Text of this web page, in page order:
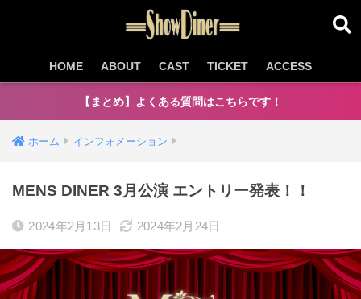
HOME ABOUT CAST TICKET ACCESS
【まとめ】よくある質問はこちらです！
ホーム インフォメーション
MENS DINER 3月公演 エントリー発表！！
2024年2月13日 2024年2月24日